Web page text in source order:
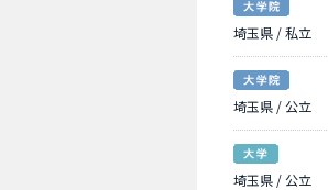
埼玉県 / 私立
埼玉県 / 公立
埼玉県 / 公立